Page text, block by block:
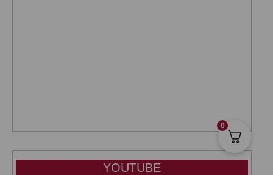
YOUTUBE
0